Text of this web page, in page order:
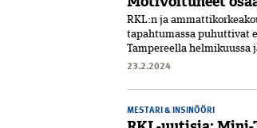
RKL:n ja
tapahtumassa puhuttivat
Tampereella helmikuussa
23.2.2024
MESTARI & INSINÖÖRI